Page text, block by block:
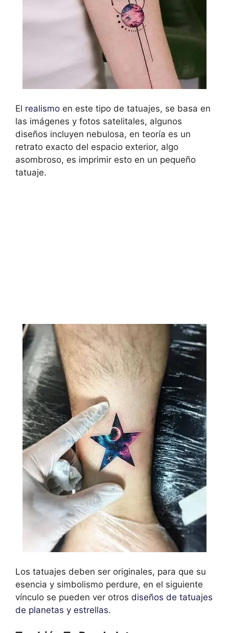
El realismo en este tipo de tatuajes, se basa en
las imágenes y fotos satelitales, algunos
diseños incluyen nebulosa, en teoría es un
retrato exacto del espacio exterior, algo
asombroso, es imprimir esto en un pequeño
tatuaje.
Los tatuajes deben ser originales, para que su
esencia y simbolismo perdure, en el siguiente
vínculo se pueden ver otros diseños de tatuajes
de planetas y estrellas.